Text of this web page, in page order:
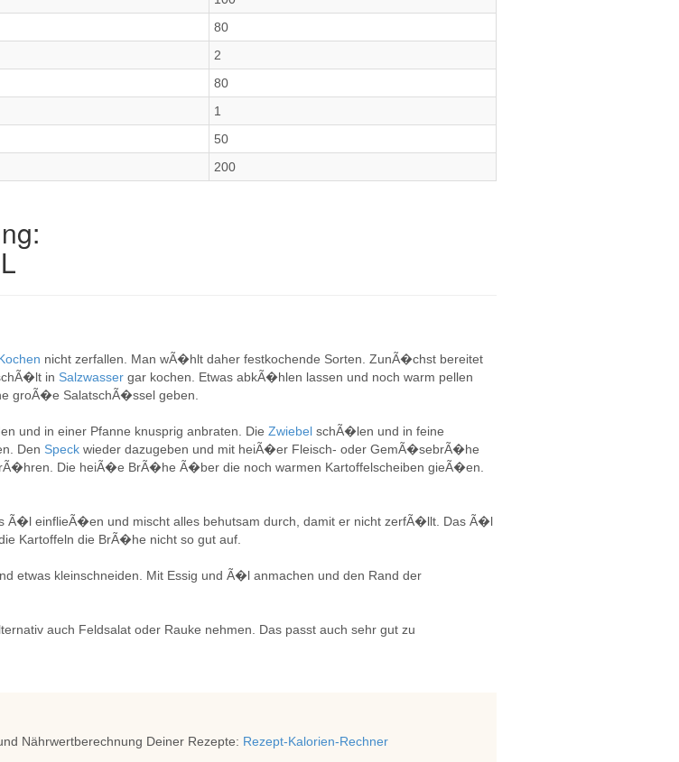
80
2
80
1
50
200
nicht zerfallen. Man wÃ�hlt daher festkochende Sorten. ZunÃ�chst bereitet
in Salzwasser gar kochen. Etwas abkÃ�hlen lassen und noch warm pellen
groÃ�e SalatschÃ�ssel geben.
und in einer Pfanne knusprig anbraten. Die Zwiebel schÃ�len und in feine
Den Speck wieder dazugeben und mit heiÃ�er Fleisch- oder GemÃ�sebrÃ�he
Die heiÃ�e BrÃ�he Ã�ber die noch warmen Kartoffelscheiben gieÃ�en.
Ã�l einflieÃ�en und mischt alles behutsam durch, damit er nicht zerfÃ�llt. Das Ã�l
Kartoffeln die BrÃ�he nicht so gut auf.
etwas kleinschneiden. Mit Essig und Ã�l anmachen und den Rand der
auch Feldsalat oder Rauke nehmen. Das passt auch sehr gut zu
Nährwertberechnung Deiner Rezepte: Rezept-Kalorien-Rechner